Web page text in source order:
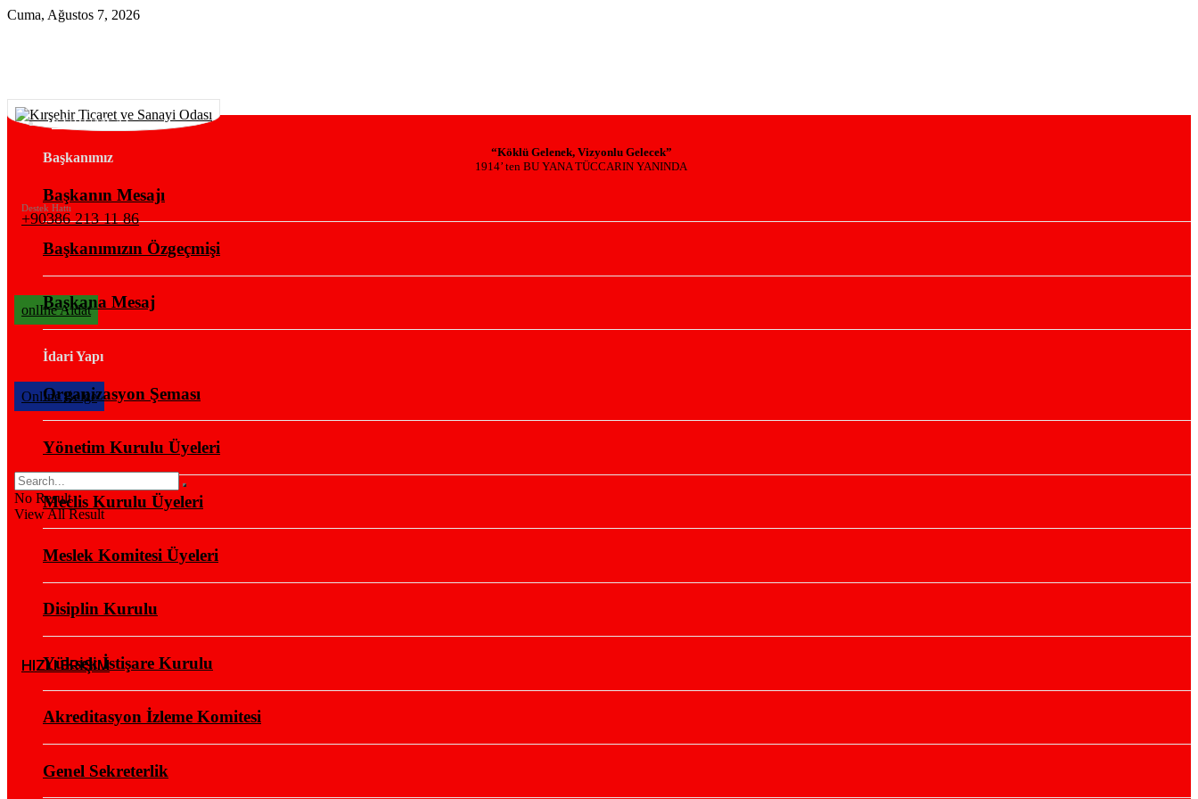
Cuma, Ağustos 7, 2026
“Köklü Gelenek, Vizyonlu Gelecek”
1914’ ten BU YANA TÜCCARIN YANINDA
Destek Hattı
+90386 213 11 86
onlIne Aidat
OnlIne Belge
No Result
View All Result
HIZLI ERİŞİM
KURUMSAL
Başkanımız
Başkanın Mesajı
Başkanımızın Özgeçmişi
Başkana Mesaj
İdari Yapı
Organizasyon Şeması
Yönetim Kurulu Üyeleri
Meclis Kurulu Üyeleri
Meslek Komitesi Üyeleri
Disiplin Kurulu
Yüksek İstişare Kurulu
Akreditasyon İzleme Komitesi
Genel Sekreterlik